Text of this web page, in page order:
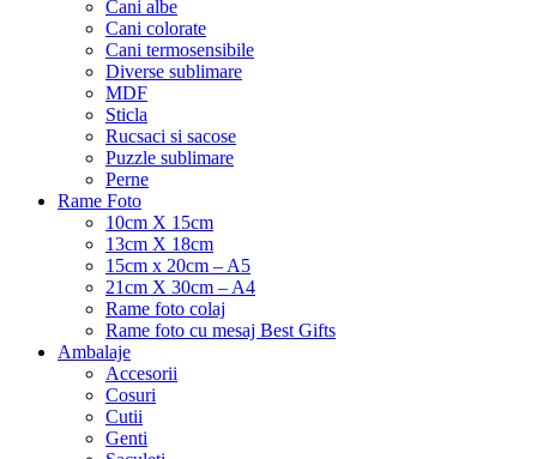
Cani albe
Cani colorate
Cani termosensibile
Diverse sublimare
MDF
Sticla
Rucsaci si sacose
Puzzle sublimare
Perne
Rame Foto
10cm X 15cm
13cm X 18cm
15cm x 20cm – A5
21cm X 30cm – A4
Rame foto colaj
Rame foto cu mesaj Best Gifts
Ambalaje
Accesorii
Cosuri
Cutii
Genti